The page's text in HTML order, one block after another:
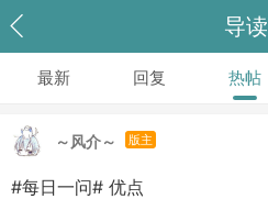
导读
最新 回复 热帖
～风介～ 版主
#每日一问# 优点